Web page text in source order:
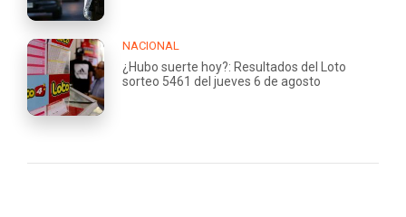
NACIONAL
¿Hubo suerte hoy?: Resultados del Loto
sorteo 5461 del jueves 6 de agosto